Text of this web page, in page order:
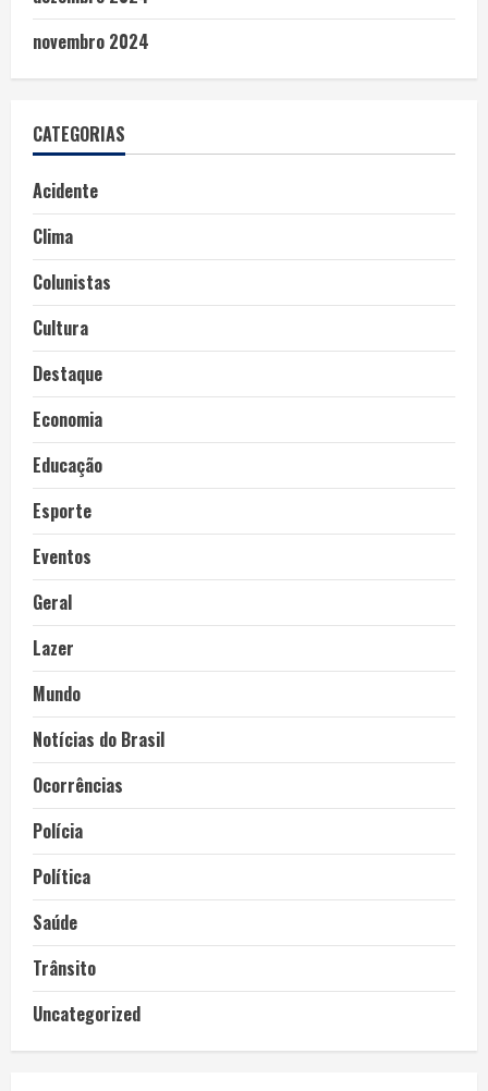
novembro 2024
CATEGORIAS
Acidente
Clima
Colunistas
Cultura
Destaque
Economia
Educação
Esporte
Eventos
Geral
Lazer
Mundo
Notícias do Brasil
Ocorrências
Polícia
Política
Saúde
Trânsito
Uncategorized